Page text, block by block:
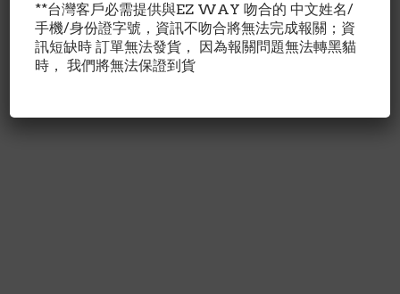
**台灣客戶必需提供與EZ WAY 吻合的 中文姓名/
手機/身份證字號，資訊不吻合將無法完成報關；資
訊短缺時 訂單無法發貨， 因為報關問題無法轉黑貓
時， 我們將無法保證到貨